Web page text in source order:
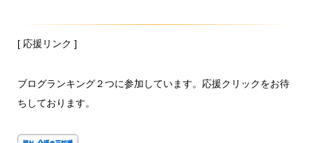
[ 応援リンク ]
ブログランキング２つに参加しています。応援クリックをお待
ちしております。